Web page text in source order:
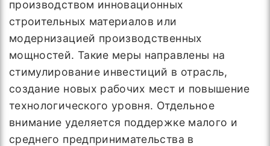
производством инновационных
строительных материалов или
модернизацией производственных
мощностей. Такие меры направлены на
стимулирование инвестиций в отрасль,
создание новых рабочих мест и повышение
технологического уровня. Отдельное
внимание уделяется поддержке малого и
среднего предпринимательства в